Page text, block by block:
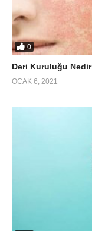
0
Deri Kuruluğu
OCAK 6, 2021